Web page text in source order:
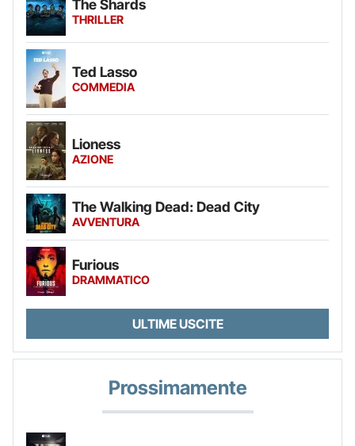
The Shards
THRILLER
Ted Lasso
COMMEDIA
Lioness
AZIONE
The Walking Dead: Dead City
AVVENTURA
Furious
DRAMMATICO
ULTIME USCITE
Prossimamente